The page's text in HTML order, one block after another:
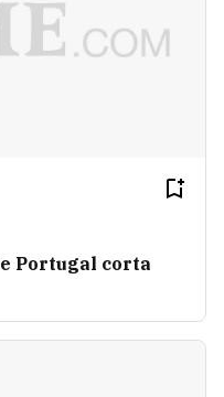
Portugal corta